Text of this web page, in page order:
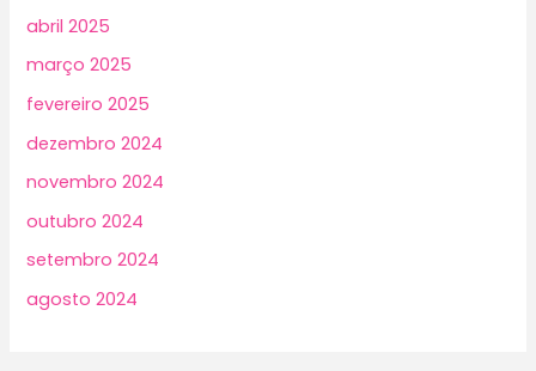
abril 2025
março 2025
fevereiro 2025
dezembro 2024
novembro 2024
outubro 2024
setembro 2024
agosto 2024